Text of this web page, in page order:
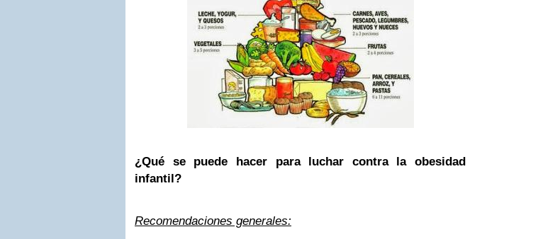
¿Qué se puede hacer para luchar contra la obesidad
infantil?
Recomendaciones generales: